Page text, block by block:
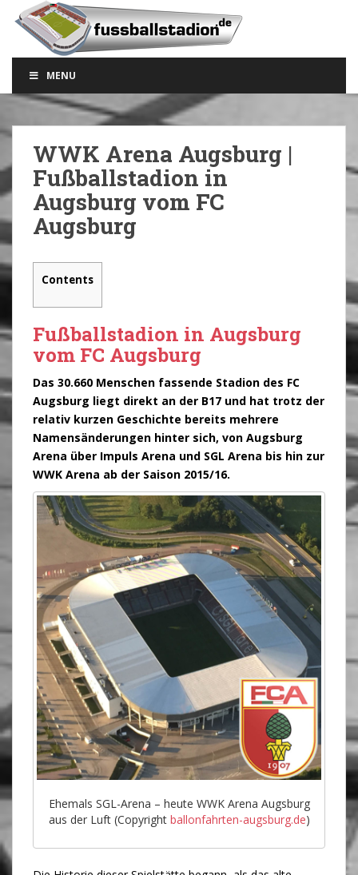
a
n
c
t
e
MENU
WWK Arena Augsburg |
Fußballstadion in
Augsburg vom FC
Augsburg
Contents
Fußballstadion in Augsburg
vom FC Augsburg
Das 30.660 Menschen fassende Stadion des FC
Augsburg liegt direkt an der B17 und hat trotz der
relativ kurzen Geschichte bereits mehrere
Namensänderungen hinter sich, von Augsburg
Arena über Impuls Arena und SGL Arena bis hin zur
WWK Arena ab der Saison 2015/16.
Ehemals SGL-Arena – heute WWK Arena Augsburg
aus der Luft (Copyright ballonfahrten-augsburg.de)